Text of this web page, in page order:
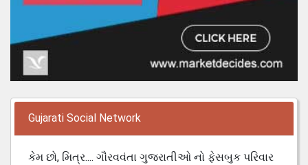
Gujarati Social Network
કેમ છો, મિત્ર.... ગૌરવવંતા ગુજરાતીઓ નો ફેસબુક પરિવાર